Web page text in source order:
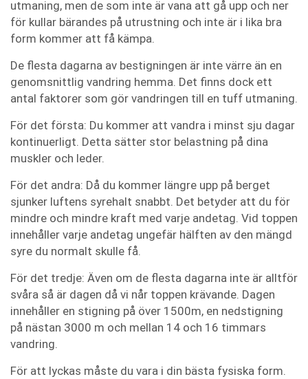
utmaning, men de som inte är vana att gå upp och ner
för kullar bärandes på utrustning och inte är i lika bra
form kommer att få kämpa.
De flesta dagarna av bestigningen är inte värre än en
genomsnittlig vandring hemma. Det finns dock ett
antal faktorer som gör vandringen till en tuff utmaning.
För det första: Du kommer att vandra i minst sju dagar
kontinuerligt. Detta sätter stor belastning på dina
muskler och leder.
För det andra: Då du kommer längre upp på berget
sjunker luftens syrehalt snabbt. Det betyder att du för
mindre och mindre kraft med varje andetag. Vid toppen
innehåller varje andetag ungefär hälften av den mängd
syre du normalt skulle få.
För det tredje: Även om de flesta dagarna inte är alltför
svåra så är dagen då vi når toppen krävande. Dagen
innehåller en stigning på över 1500m, en nedstigning
på nästan 3000 m och mellan 14 och 16 timmars
vandring.
För att lyckas måste du vara i din bästa fysiska form.